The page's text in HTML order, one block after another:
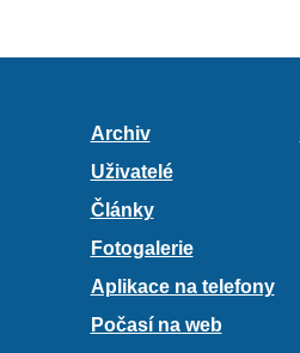
Archiv
Uživatelé
Články
Fotogalerie
Aplikace na telefony
Počasí na web